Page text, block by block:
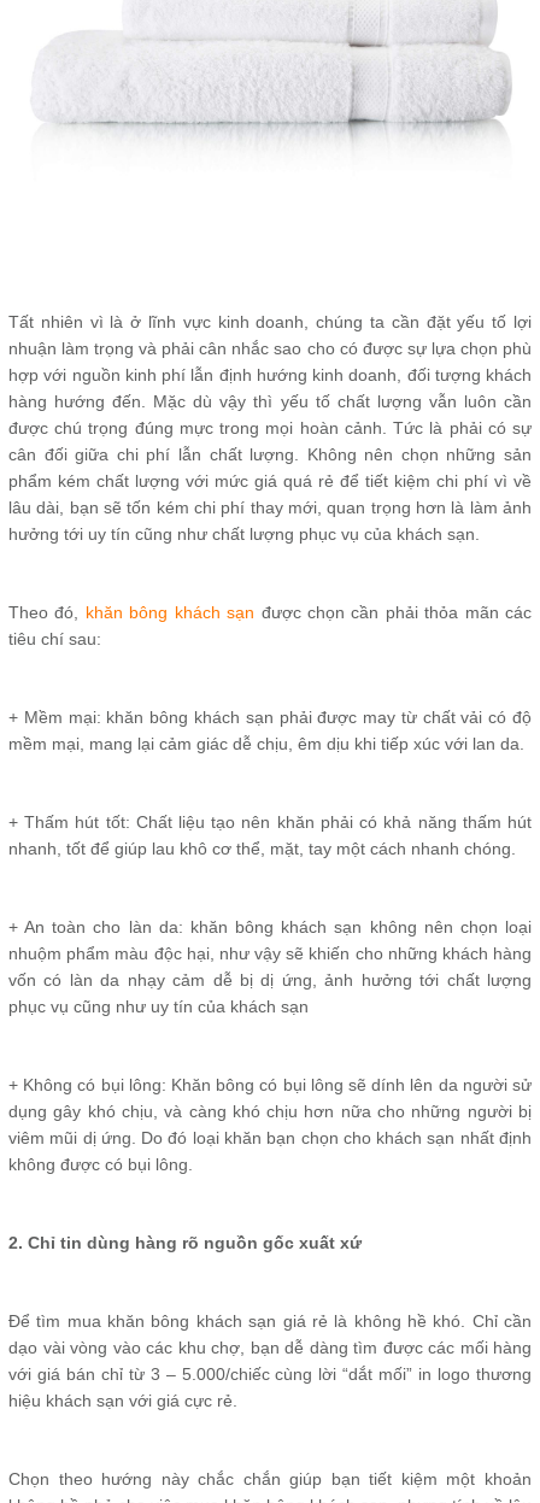
Tất nhiên vì là ở lĩnh vực kinh doanh, chúng ta cần đặt yếu tố lợi
nhuận làm trọng và phải cân nhắc sao cho có được sự lựa chọn phù
hợp với nguồn kinh phí lẫn định hướng kinh doanh, đối tượng khách
hàng hướng đến. Mặc dù vậy thì yếu tố chất lượng vẫn luôn cần
được chú trọng đúng mực trong mọi hoàn cảnh. Tức là phải có sự
cân đối giữa chi phí lẫn chất lượng. Không nên chọn những sản
phẩm kém chất lượng với mức giá quá rẻ để tiết kiệm chi phí vì về
lâu dài, bạn sẽ tốn kém chi phí thay mới, quan trọng hơn là làm ảnh
hưởng tới uy tín cũng như chất lượng phục vụ của khách sạn.
Theo đó, khăn bông khách sạn được chọn cần phải thỏa mãn các
tiêu chí sau:
+ Mềm mại: khăn bông khách sạn phải được may từ chất vải có độ
mềm mại, mang lại cảm giác dễ chịu, êm dịu khi tiếp xúc với lan da.
+ Thấm hút tốt: Chất liệu tạo nên khăn phải có khả năng thấm hút
nhanh, tốt để giúp lau khô cơ thể, mặt, tay một cách nhanh chóng.
+ An toàn cho làn da: khăn bông khách sạn không nên chọn loại
nhuộm phẩm màu độc hại, như vậy sẽ khiến cho những khách hàng
vốn có làn da nhạy cảm dễ bị dị ứng, ảnh hưởng tới chất lượng
phục vụ cũng như uy tín của khách sạn
+ Không có bụi lông: Khăn bông có bụi lông sẽ dính lên da người sử
dụng gây khó chịu, và càng khó chịu hơn nữa cho những người bị
viêm mũi dị ứng. Do đó loại khăn bạn chọn cho khách sạn nhất định
không được có bụi lông.
2. Chỉ tin dùng hàng rõ nguồn gốc xuất xứ
Để tìm mua khăn bông khách sạn giá rẻ là không hề khó. Chỉ cần
dạo vài vòng vào các khu chợ, bạn dễ dàng tìm được các mối hàng
với giá bán chỉ từ 3 – 5.000/chiếc cùng lời “dắt mối” in logo thương
hiệu khách sạn với giá cực rẻ.
Chọn theo hướng này chắc chắn giúp bạn tiết kiệm một khoản